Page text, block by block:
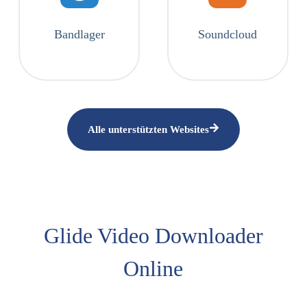
Bandlager Soundcloud
Alle unterstützten Websites
Glide Video Downloader
Online